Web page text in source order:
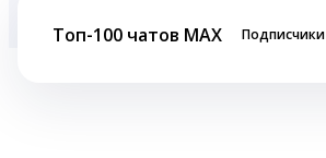
Топ-100 чатов MAX Подписчики